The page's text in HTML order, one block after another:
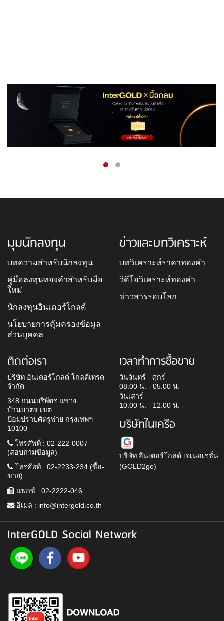
มุมนักลงทุน
บทความสำหรับนักลงทุน
คู่มือลงทุนทองคำสำหรับมือ
ใหม่
นักลงทุนอินเตอร์โกลด์
นโยบายการคุ้มครองข้อมูล
ส่วนบุคคล
ข่าวและบทวิเคราะห์
บทวิเคราะห์ราคาทองคำ
วิดีโอวิเคราะห์ทองคำ
ข่าวสารรอบโลก
ติดต่อเรา
บริษัท อินเตอร์โกลด์ โกลด์เทรด
จำกัด
348 ถนนบริพัตร แขวง
บ้านบาตร เขต
ป้อมปราบศัตรูพ่าย กรุงเทพฯ
10100
โทรศัพท์ : 02-222-0007
(สอบถามข้อมูล)
โทรศัพท์ : 02-2233-234 (ซื้อ-
ขาย)
แฟกซ์ : 02-2222-046
อีเมล : info@intergold.co.th
เวลาทำการซื้อขาย
วันจันทร์ - ศุกร์
08.00 น. - 05.00 น.
วันเสาร์
10.00 น. - 12.00 น.
บริษัทในเครือ
บริษัท อินเตอร์โกลด์ เจเนอเรชั่น
(GOLD2go)
InterGOLD Social Network